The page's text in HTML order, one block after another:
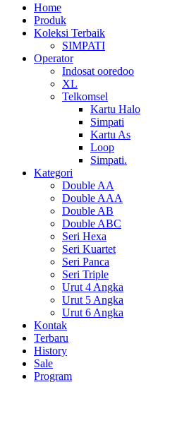
Home
Produk
Koleksi Terbaik
SIMPATI
Operator
Indosat ooredoo
XL
Telkomsel
Kartu Halo
Simpati
Kartu As
Loop
Simpati.
Kategori
Double AA
Double AAA
Double AB
Double ABC
Seri Hexa
Seri Kuartet
Seri Panca
Seri Triple
Urut 4 Angka
Urut 5 Angka
Urut 6 Angka
Kontak
Terbaru
History
Sale
Program